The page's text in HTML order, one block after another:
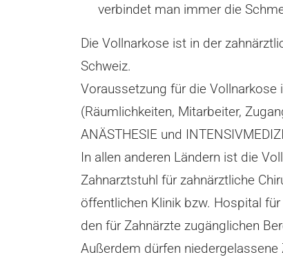
verbindet man immer die
Die Vollnarkose ist in der
Schweiz.
Voraussetzung für die Vollnarkose
(Räumlichkeiten, Mitarbeiter,
ANÄSTHESIE und
In allen anderen Ländern ist die
Zahnarztstuhl für zahnärztliche
öffentlichen Klinik bzw. Hospital
den für Zahnärzte zugänglichen
Außerdem dürfen